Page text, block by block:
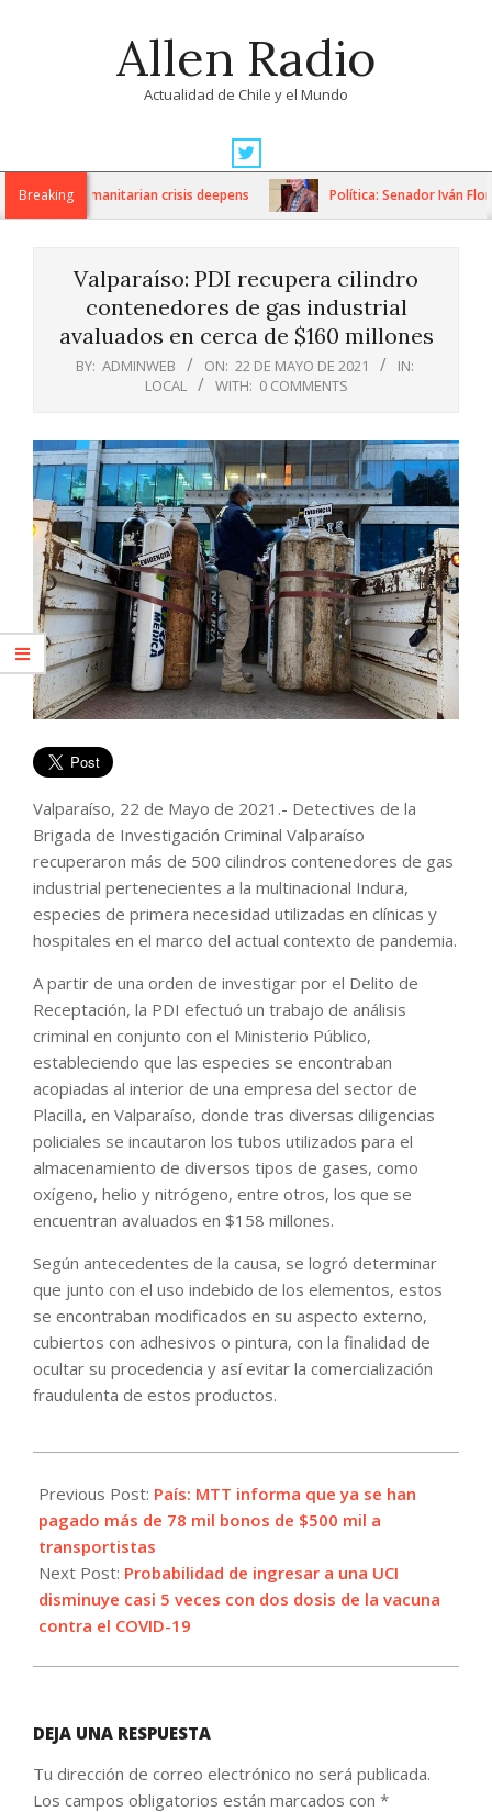
Allen Radio
Actualidad de Chile y el Mundo
Navigation
MenuBreaking
as humanitarian crisis deepens Política: Senador Iván
Valparaíso: PDI recupera cilindro
contenedores de gas industrial
avaluados en cerca de $160 millones
BY: ADMINWEB ON: 22 DE MAYO DE 2021
IN:
LOCAL
WITH: 0 COMMENTS
Valparaíso, 22 de Mayo de 2021.- Detectives de la
Brigada de Investigación Criminal Valparaíso
recuperaron más de 500 cilindros contenedores de gas
industrial pertenecientes a la multinacional Indura,
especies de primera necesidad utilizadas en clínicas y
hospitales en el marco del actual contexto de pandemia.
A partir de una orden de investigar por el Delito de
Receptación, la PDI efectuó un trabajo de análisis
criminal en conjunto con el Ministerio Público,
estableciendo que las especies se encontraban
acopiadas al interior de una empresa del sector de
Placilla, en Valparaíso, donde tras diversas diligencias
policiales se incautaron los tubos utilizados para el
almacenamiento de diversos tipos de gases, como
oxígeno, helio y nitrógeno, entre otros, los que se
encuentran avaluados en $158 millones.
Según antecedentes de la causa, se logró determinar
que junto con el uso indebido de los elementos, estos
se encontraban modificados en su aspecto externo,
cubiertos con adhesivos o pintura, con la finalidad de
ocultar su procedencia y así evitar la comercialización
fraudulenta de estos productos.
05-
22
Previous Post: País: MTT informa que ya se han
pagado más de 78 mil bonos de $500 mil a
transportistas
Next Post: Probabilidad de ingresar a una UCI
disminuye casi 5 veces con dos dosis de la vacuna
contra el COVID-19
DEJA UNA RESPUESTA
Tu dirección de correo electrónico no será publicada.
Los campos obligatorios están marcados con *